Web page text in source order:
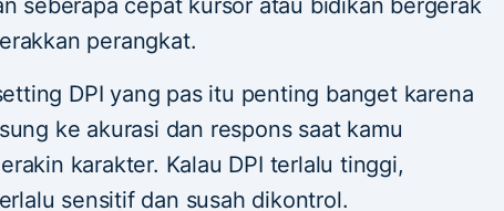
seberapa cepat kursor atau bidikan bergerak
perangkat.
DPI yang pas itu penting banget karena
ke akurasi dan respons saat kamu
karakter. Kalau DPI terlalu tinggi,
sensitif dan susah dikontrol.